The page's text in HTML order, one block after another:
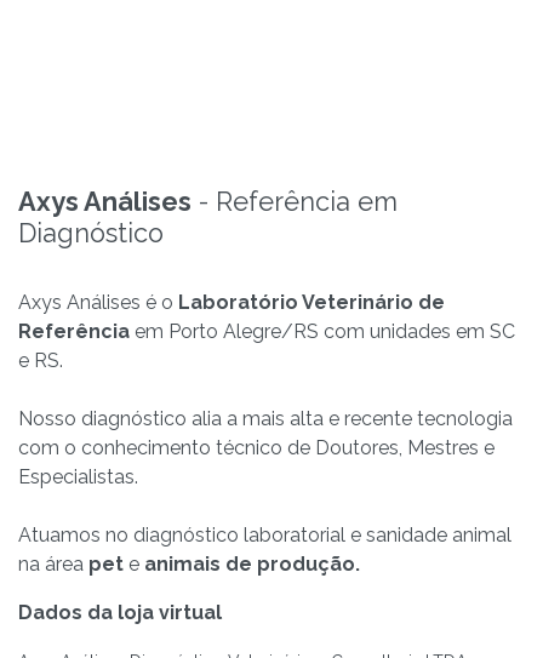
Axys Análises - Referência em
Diagnóstico
Axys Análises é o Laboratório Veterinário de
Referência em Porto Alegre/RS com unidades em SC
e RS.
Nosso diagnóstico alia a mais alta e recente tecnologia
com o conhecimento técnico de Doutores, Mestres e
Especialistas.
Atuamos no diagnóstico laboratorial e sanidade animal
na área pet e animais de produção.
Dados da loja virtual